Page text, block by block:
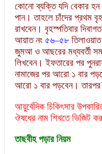
কোনো ব্যক্তি যদি বেকার
পান। তাহলে চাঁদের প্রথম
রাখবেন। বৃহস্পতিবার
আয়াত নং ৫৬–৫৮
জুমআ ও আছরের মধ্যবর্তী
লিখবেন। ইফতারের পর
নামাজের পর আরো ১ বার
আরো ১ বার পড়বেন। তারপর
আয়ুর্বেদিক চিকিৎসার
ঔষধের নাম শিখতে ভিজিট
তাছবীহ পড়ার নিয়ম